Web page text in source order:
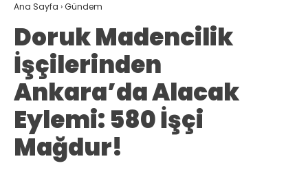
Ana Sayfa ›Gündem
Doruk Madencilik
İşçilerinden
Ankara’da Alacak
Eylemi: 580 İşçi
Mağdur!